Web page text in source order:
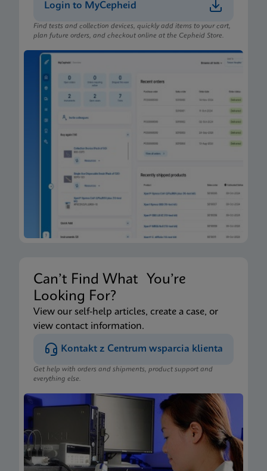
Login to MyCepheid
Find tests and collection devices, quickly add items to your cart,
plan future orders, and checkout online at the Cepheid Store.
Can’t Find What You’re
Looking For?
View our self-help articles, create a case, or
view contact information.
Kontakt z Centrum wsparcia klienta
Get help with orders and shipments, product support and
everything else.